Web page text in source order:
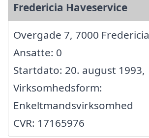
Fredericia Haveservice
Overgade 7, 7000 Fredericia
Ansatte: 0
Startdato: 20. august 1993,
Virksomhedsform:
Enkeltmandsvirksomhed
CVR: 17165976